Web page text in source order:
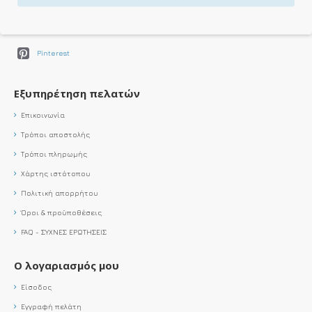
Pinterest
Εξυπηρέτηση πελατών
Επικοινωνία
Τρόποι αποστολής
Τρόποι πληρωμής
Χάρτης ιστότοπου
Πολιτική απορρήτου
Όροι & προϋποθέσεις
FAQ - ΣΥΧΝΕΣ ΕΡΩΤΗΣΕΙΣ
Ο λογαριασμός μου
Είσοδος
Εγγραφή πελάτη